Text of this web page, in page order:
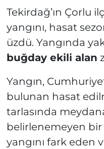
Tekirdağ’ın Çorlu
yangını, hasat
üzdü. Yangında
buğday ekili alan
Yangın,
bulunan hasat
tarlasında
belirlenemeyen
yangını fark eden